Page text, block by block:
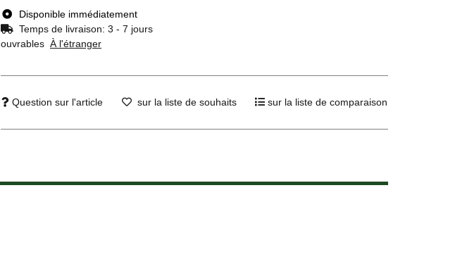
Disponible immédiatement
Temps de livraison: 3 - 7 jours
ouvrables À l'étranger
Question sur l'article sur la liste de souhaits sur la liste de comparaison